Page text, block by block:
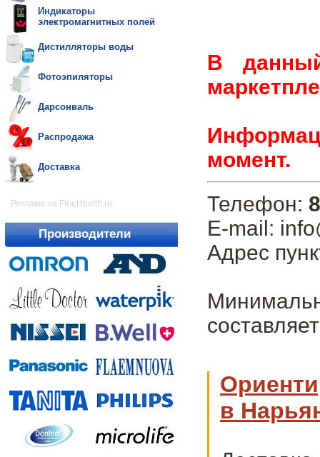
Индикаторы
электромагнитных полей
Дистилляторы воды
Фотоэпиляторы
Дарсонваль
Распродажа
Доставка
Реклама на FineHealth.ru:
Производители
В
момент.
Телефон:
E-mail:
Адрес
в